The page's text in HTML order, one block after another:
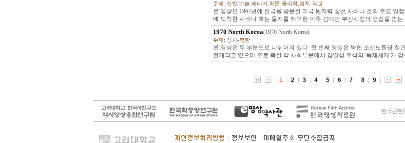
주제: 산업/기술-에너지,학문-물리학,정치-외교
본 영상은 1967년에 한국을 방문한 미국 원자력 상선 사바나 호의 주요 일
에 도착한 사바나 호는 물자를 하역한 이후 김대만 부산시장의 영접을 받는..
1970 North Korea(1970 North Korea)
주제: 정치-북한
본 영상은 두 부분으로 나뉘어져 있다. 첫 번째 영상은 북한 조선노동당 창
전개되고 있으며 주로 북한 각 사회부문에서 김일성 주석의 '독재체제'가 강
1 2 3 4 5 6 7 8 9